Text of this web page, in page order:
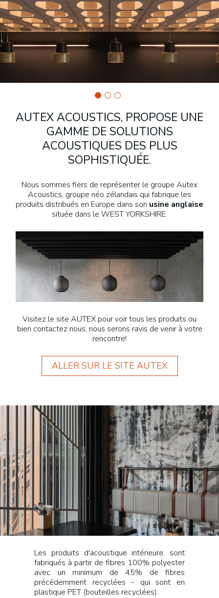
AUTEX ACOUSTICS, PROPOSE UNE
GAMME DE SOLUTIONS
ACOUSTIQUES DES PLUS
SOPHISTIQUÉE.
Nous sommes fiers de représenter le groupe Autex
Acoustics, groupe néo zélandais qui fabrique les
produits distribués en Europe dans son usine anglaise
située dans le WEST YORKSHIRE.
Visitez le site AUTEX pour voir tous les produits ou
bien contactez nous, nous serons ravis de venir à votre
rencontre!
ALLER SUR LE SITE AUTEX
Les produits d'acoustique intérieure, sont
fabriqués à partir de fibres 100% polyester
avec un minimum de 45% de fibres
précédemment recyclées - qui sont en
plastique PET (bouteilles recyclées).